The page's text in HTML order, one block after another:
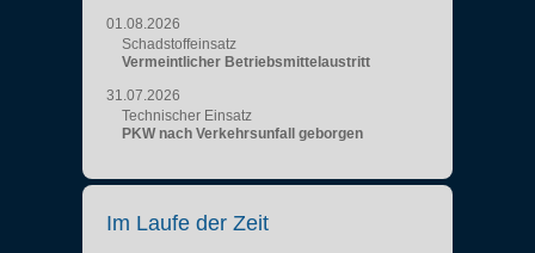
01.08.2026
Schadstoffeinsatz
Vermeintlicher Betriebsmittelaustritt
31.07.2026
Technischer Einsatz
PKW nach Verkehrsunfall geborgen
Im Laufe der Zeit